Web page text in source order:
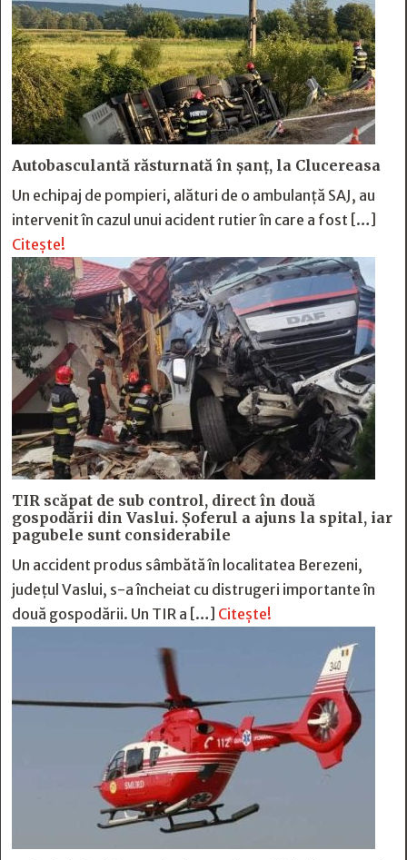
Autobasculantă răsturnată în șanț, la Clucereasa
Un echipaj de pompieri, alături de o ambulanță SAJ, au
intervenit în cazul unui acident rutier în care a fost […]
Citește!
TIR scăpat de sub control, direct în două
gospodării din Vaslui. Șoferul a ajuns la spital, iar
pagubele sunt considerabile
Un accident produs sâmbătă în localitatea Berezeni,
județul Vaslui, s-a încheiat cu distrugeri importante în
două gospodării. Un TIR a […] Citește!